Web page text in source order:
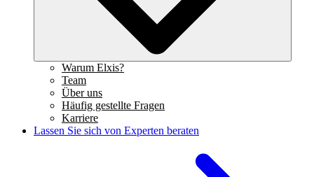
Warum Elxis?
Team
Über uns
Häufig gestellte Fragen
Karriere
Lassen Sie sich von Experten beraten